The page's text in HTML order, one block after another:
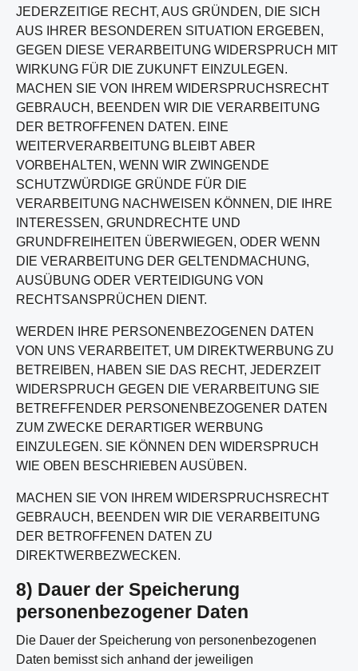
JEDERZEITIGE RECHT, AUS GRÜNDEN, DIE SICH
AUS IHRER BESONDEREN SITUATION ERGEBEN,
GEGEN DIESE VERARBEITUNG WIDERSPRUCH MIT
WIRKUNG FÜR DIE ZUKUNFT EINZULEGEN.
MACHEN SIE VON IHREM WIDERSPRUCHSRECHT
GEBRAUCH, BEENDEN WIR DIE VERARBEITUNG
DER BETROFFENEN DATEN. EINE
WEITERVERARBEITUNG BLEIBT ABER
VORBEHALTEN, WENN WIR ZWINGENDE
SCHUTZWÜRDIGE GRÜNDE FÜR DIE
VERARBEITUNG NACHWEISEN KÖNNEN, DIE IHRE
INTERESSEN, GRUNDRECHTE UND
GRUNDFREIHEITEN ÜBERWIEGEN, ODER WENN
DIE VERARBEITUNG DER GELTENDMACHUNG,
AUSÜBUNG ODER VERTEIDIGUNG VON
RECHTSANSPRÜCHEN DIENT.
WERDEN IHRE PERSONENBEZOGENEN DATEN
VON UNS VERARBEITET, UM DIREKTWERBUNG ZU
BETREIBEN, HABEN SIE DAS RECHT, JEDERZEIT
WIDERSPRUCH GEGEN DIE VERARBEITUNG SIE
BETREFFENDER PERSONENBEZOGENER DATEN
ZUM ZWECKE DERARTIGER WERBUNG
EINZULEGEN. SIE KÖNNEN DEN WIDERSPRUCH
WIE OBEN BESCHRIEBEN AUSÜBEN.
MACHEN SIE VON IHREM WIDERSPRUCHSRECHT
GEBRAUCH, BEENDEN WIR DIE VERARBEITUNG
DER BETROFFENEN DATEN ZU
DIREKTWERBEZWECKEN.
8) Dauer der Speicherung
personenbezogener Daten
Die Dauer der Speicherung von personenbezogenen
Daten bemisst sich anhand der jeweiligen